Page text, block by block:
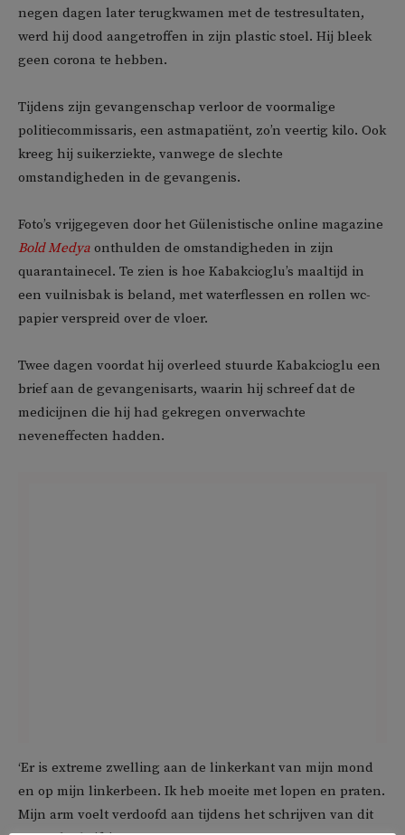
negen dagen later terugkwamen met de testresultaten,
werd hij dood aangetroffen in zijn plastic stoel. Hij bleek
geen corona te hebben.
Tijdens zijn gevangenschap verloor de voormalige
politiecommissaris, een astmapatiënt, zo’n veertig kilo. Ook
kreeg hij suikerziekte, vanwege de slechte
omstandigheden in de gevangenis.
Foto’s vrijgegeven door het Gülenistische online magazine
Bold Medya onthulden de omstandigheden in zijn
quarantainecel. Te zien is hoe Kabakcioglu’s maaltijd in
een vuilnisbak is beland, met waterflessen en rollen wc-
papier verspreid over de vloer.
Twee dagen voordat hij overleed stuurde Kabakcioglu een
brief aan de gevangenisarts, waarin hij schreef dat de
medicijnen die hij had gekregen onverwachte
neveneffecten hadden.
‘Er is extreme zwelling aan de linkerkant van mijn mond
en op mijn linkerbeen. Ik heb moeite met lopen en praten.
Mijn arm voelt verdoofd aan tijdens het schrijven van dit